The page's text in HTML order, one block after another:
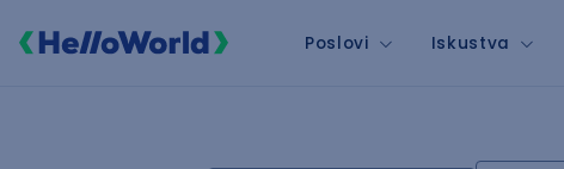
Poslovi Iskustva